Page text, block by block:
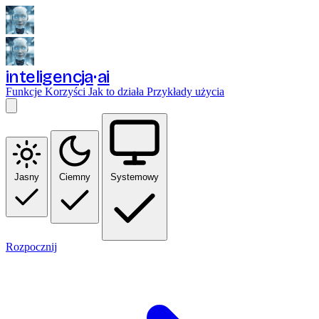
inteligencja ai
Funkcje Korzyści Jak to działa Przykłady użycia
Jasny Ciemny Systemowy
Rozpocznij